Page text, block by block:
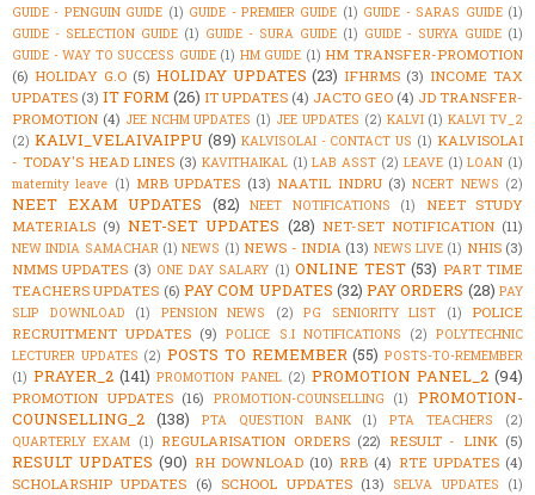
GUIDE - PENGUIN GUIDE (1) GUIDE - PREMIER GUIDE (1) GUIDE - SARAS GUIDE (1)
GUIDE - SELECTION GUIDE (1) GUIDE - SURA GUIDE (1) GUIDE - SURYA GUIDE (1)
GUIDE - WAY TO SUCCESS GUIDE (1) HM GUIDE (1) HM TRANSFER-PROMOTION
(6) HOLIDAY G.O (5) HOLIDAY UPDATES (23) IFHRMS (3) INCOME TAX
UPDATES (3) IT FORM (26) IT UPDATES (4) JACTO GEO (4) JD TRANSFER-
PROMOTION (4) JEE NCHM UPDATES (1) JEE UPDATES (2) KALVI (1) KALVI TV_2
(2) KALVI_VELAIVAIPPU (89) KALVISOLAI - CONTACT US (1) KALVISOLAI
- TODAY'S HEAD LINES (3) KAVITHAIKAL (1) LAB ASST (2) LEAVE (1) LOAN (1)
maternity leave (1) MRB UPDATES (13) NAATIL INDRU (3) NCERT NEWS (2)
NEET EXAM UPDATES (82) NEET NOTIFICATIONS (1)
NEET STUDY
MATERIALS (9) NET-SET UPDATES (28) NET-SET NOTIFICATION (11)
NEW INDIA SAMACHAR (1) NEWS (1) NEWS - INDIA (13) NEWS LIVE (1) NHIS (3)
NMMS UPDATES (3) ONE DAY SALARY (1) ONLINE TEST (53) PART TIME
TEACHERS UPDATES (6) PAY COM UPDATES (32) PAY ORDERS (28) PAY
SLIP DOWNLOAD
(1) PENSION NEWS (2) PG SENIORITY LIST (1)
POLICE
RECRUITMENT UPDATES (9) POLICE S.I NOTIFICATIONS (2) POLYTECHNIC
LECTURER UPDATES (2) POSTS TO REMEMBER (55) POSTS-TO-REMEMBER
(1) PRAYER_2 (141) PROMOTION PANEL (2) PROMOTION PANEL_2 (94)
PROMOTION UPDATES (16) PROMOTION-COUNSELLING (1)
PROMOTION-
COUNSELLING_2 (138) PTA QUESTION BANK (1) PTA TEACHERS
(2)
QUARTERLY EXAM (1) REGULARISATION ORDERS (22) RESULT - LINK (5)
RESULT UPDATES (90) RH DOWNLOAD (10) RRB (4) RTE UPDATES (4)
SCHOLARSHIP UPDATES (6) SCHOOL UPDATES (13) SELVA UPDATES
(1)